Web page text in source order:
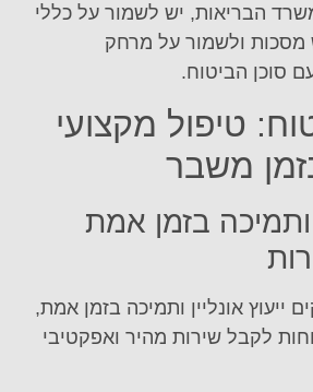
הבריאות, יש לשמור על כללי
מסכות ולשמור על מרחק
סוכן הביטוח.
טיפול מקצועי
משבר
ותמיכה בזמן אמת
ייעוץ אונליין ותמיכה בזמן אמת,
לקבל שירות מהיר ואפקטיבי